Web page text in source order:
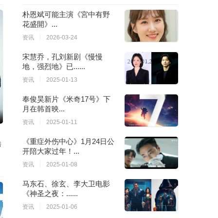
朴恩斌可能主演《宮中有野
花盛開》...
资讯 2026-03-24
宋慧乔，孔刘新剧《慢慢
地，强烈地》已......
资讯 2025-01-13
奉俊昊新片《米奇17号》下
月在韩首映...
资讯 2025-01-11
《重症外伤中心》1月24日公
开陪大家过年！...
资讯 2025-01-08
马东石、徐玄、李大卫电影
《神圣之夜：......
资讯 2025-01-06